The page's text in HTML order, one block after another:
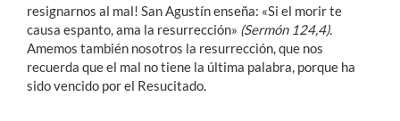
resignarnos al mal! San Agustín enseña: «Si el morir te
causa espanto, ama la resurrección» (Sermón 124,4).
Amemos también nosotros la resurrección, que nos
recuerda que el mal no tiene la última palabra, porque ha
sido vencido por el Resucitado.